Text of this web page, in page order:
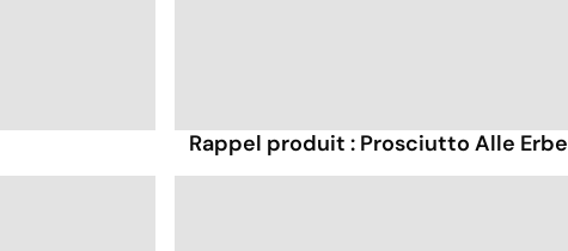
Rappel produit : Prosciutto Alle Erbe